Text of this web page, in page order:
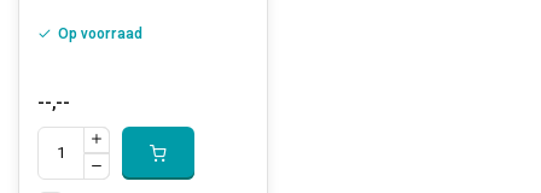
Op voorraad
--,--